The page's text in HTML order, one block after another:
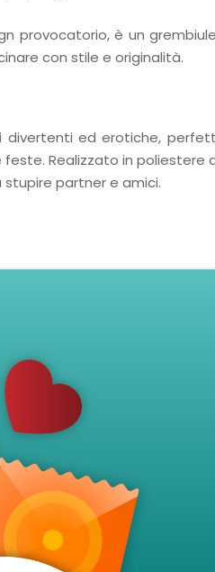
provocatorio, è un
con stile e originalità.
divertenti ed erotiche,
Realizzato in poliestere
partner e amici.